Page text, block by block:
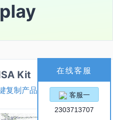
Kit（人白蛋白
复制产品信息
在线客服
客服一
2303713707